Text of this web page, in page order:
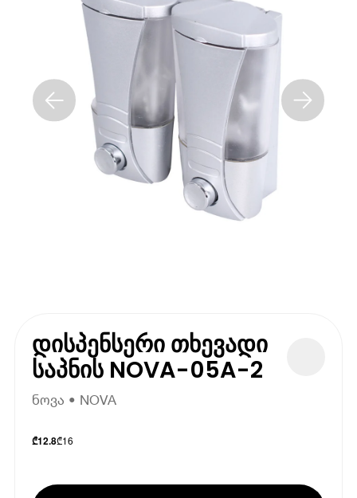
დისპენსერი თხევადი
საპნის NOVA-05A-2
ნოვა • NOVA
₾12.8₾16